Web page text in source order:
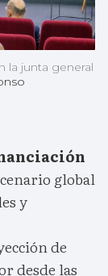
la junta general
global
y
de
desde las